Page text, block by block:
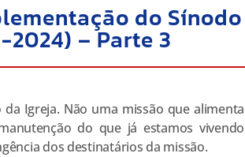
do Sínodo
2024) – Parte 3
Igreja. Não uma missão que alimenta
do que já estamos vivendo
dos destinatários da missão.